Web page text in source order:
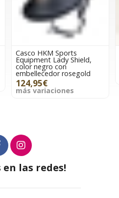
Casco HKM Sports
Equipment Lady Shield,
color negro con
embellecedor rosegold
124,95€
más variaciones
en las redes!